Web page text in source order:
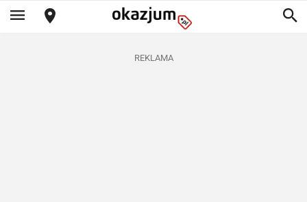
REKLAMA